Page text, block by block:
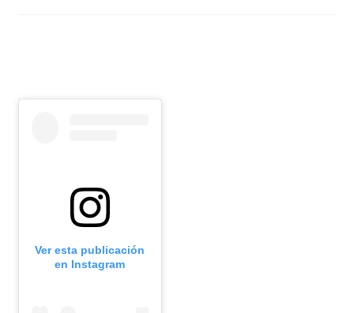
Ver esta publicación
en Instagram